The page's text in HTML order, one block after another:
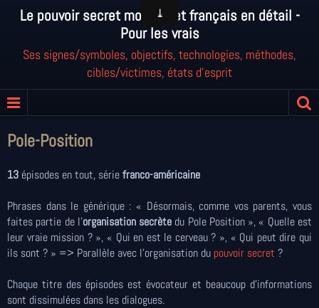
Le pouvoir secret mondial et français en détail -
Pour les vrais
Ses signes/symboles, objectifs, technologies, méthodes,
cibles/victimes, états d'esprit
Pole-Position
13 épisodes en tout, sériefranco-américaine
Phrases dans le générique : « Désormais, comme vos parents, vous
faites partie de l’organisation secrète du Pole Position », « Quelle est
leur vraie mission ? », « Qui en est le cerveau ? », « Qui peut dire qui
ils sont ? » => Parallèle avec l'organisation du pouvoir secret ?
Chaque titre des épisodes est évocateur et beaucoup d’informations
sont dissimulées dans les dialogues.